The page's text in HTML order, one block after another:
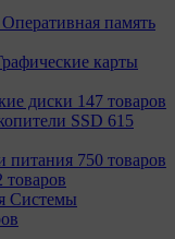
Оперативная память
карты
диски 147 товаров
SSD 615
питания 750 товаров
товаров
Системы